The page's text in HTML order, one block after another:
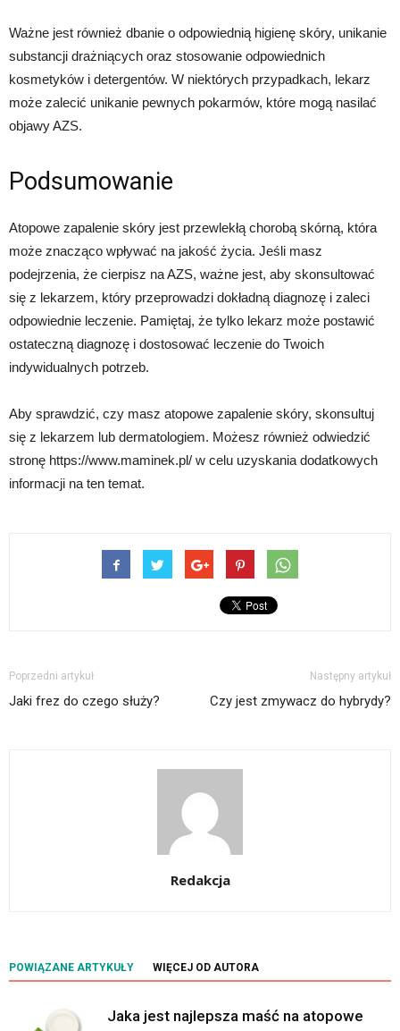
Ważne jest również dbanie o odpowiednią higienę skóry, unikanie
substancji drażniących oraz stosowanie odpowiednich
kosmetyków i detergentów. W niektórych przypadkach, lekarz
może zalecić unikanie pewnych pokarmów, które mogą nasilać
objawy AZS.
Podsumowanie
Atopowe zapalenie skóry jest przewlekłą chorobą skórną, która
może znacząco wpływać na jakość życia. Jeśli masz
podejrzenia, że cierpisz na AZS, ważne jest, aby skonsultować
się z lekarzem, który przeprowadzi dokładną diagnozę i zaleci
odpowiednie leczenie. Pamiętaj, że tylko lekarz może postawić
ostateczną diagnozę i dostosować leczenie do Twoich
indywidualnych potrzeb.
Aby sprawdzić, czy masz atopowe zapalenie skóry, skonsultuj
się z lekarzem lub dermatologiem. Możesz również odwiedzić
stronę https://www.maminek.pl/ w celu uzyskania dodatkowych
informacji na ten temat.
Poprzedni artykuł
Jaki frez do czego służy?
Następny artykuł
Czy jest zmywacz do hybrydy?
Redakcja
POWIĄZANE ARTYKUŁY WIĘCEJ OD AUTORA
Jaka jest najlepsza maść na atopowe